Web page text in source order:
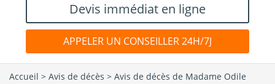
Devis immédiat en ligne
APPELER UN CONSEILLER 24H/7J
Accueil > Avis de décès > Avis de décès de Madame Odile